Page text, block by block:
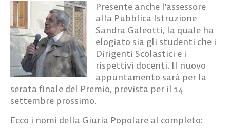
Presente anche l’assessore
alla Pubblica Istruzione
Sandra Galeotti, la quale ha
elogiato sia gli studenti che i
Dirigenti Scolastici e i
rispettivi docenti. Il nuovo
appuntamento sarà per la
serata finale del Premio, prevista per il 14
settembre prossimo.
Ecco i nomi della Giuria Popolare al completo: